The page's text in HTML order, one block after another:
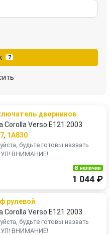
7
дворников
Corolla Verso E121 2003
, 1A830
будьте готовы назвать
ВНИМАНИЕ!
В наличии
1 044 ₽
рулевой
Corolla Verso E121 2003
будьте готовы назвать
ВНИМАНИЕ!